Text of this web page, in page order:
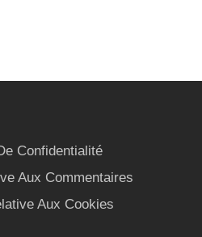
Confidentialité
Aux Commentaires
Aux Cookies